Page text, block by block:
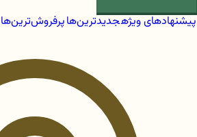
پیشنهادهای ویژهجدیدترین‌هاپرفروش‌ترین‌ها